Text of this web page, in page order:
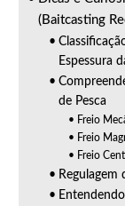
(Baitcasting
Espessura
de Pesca
Freio
Freio
Freio
Regulagem